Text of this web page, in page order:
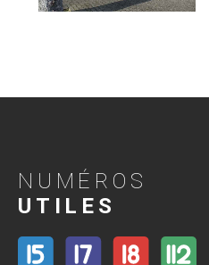
NUMÉROS
UTILES